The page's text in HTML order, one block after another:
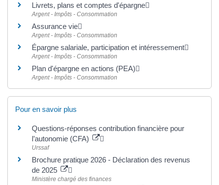
Livrets, plans et comptes d'épargne
Argent - Impôts - Consommation
Assurance vie
Argent - Impôts - Consommation
Épargne salariale, participation et intéressement
Argent - Impôts - Consommation
Plan d'épargne en actions (PEA)
Argent - Impôts - Consommation
Pour en savoir plus
Questions-réponses contribution financière pour
l’autonomie (CFA)
Urssaf
Brochure pratique 2026 - Déclaration des revenus
de 2025
Ministère chargé des finances